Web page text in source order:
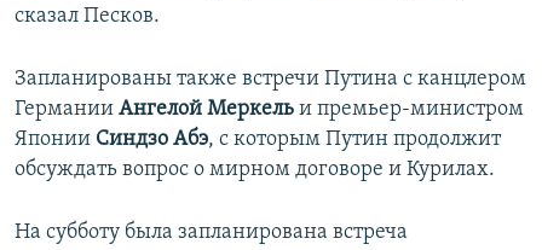
сказал Песков.
Запланированы также встречи Путина с канцлером
Германии Ангелой Меркель и премьер-министром
Японии Синдзо Абэ, с которым Путин продолжит
обсуждать вопрос о мирном договоре и Курилах.
На субботу была запланирована встреча